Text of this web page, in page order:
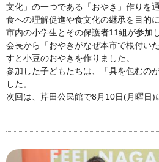
文化」の一つである「おやき」作りを
食への理解促進や食文化の継承を目的
市内の小学生とその保護者11組が参加
会長から「おやきがなぜ本市で根付い
すと小豆のおやきを作りました。
参加した子どもたちは、「具を包むの
した。
次回は、芹田公民館で8月10日(月曜日)